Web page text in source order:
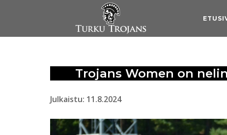
Trojans Women on
Julkaistu: 11.8.2024